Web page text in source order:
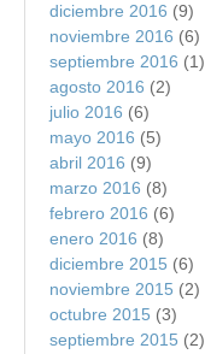
diciembre 2016 (9)
noviembre 2016 (6)
septiembre 2016 (1)
agosto 2016 (2)
julio 2016 (6)
mayo 2016 (5)
abril 2016 (9)
marzo 2016 (8)
febrero 2016 (6)
enero 2016 (8)
diciembre 2015 (6)
noviembre 2015 (2)
octubre 2015 (3)
septiembre 2015 (2)